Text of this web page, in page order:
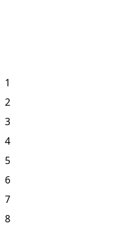
1
2
3
4
5
6
7
8